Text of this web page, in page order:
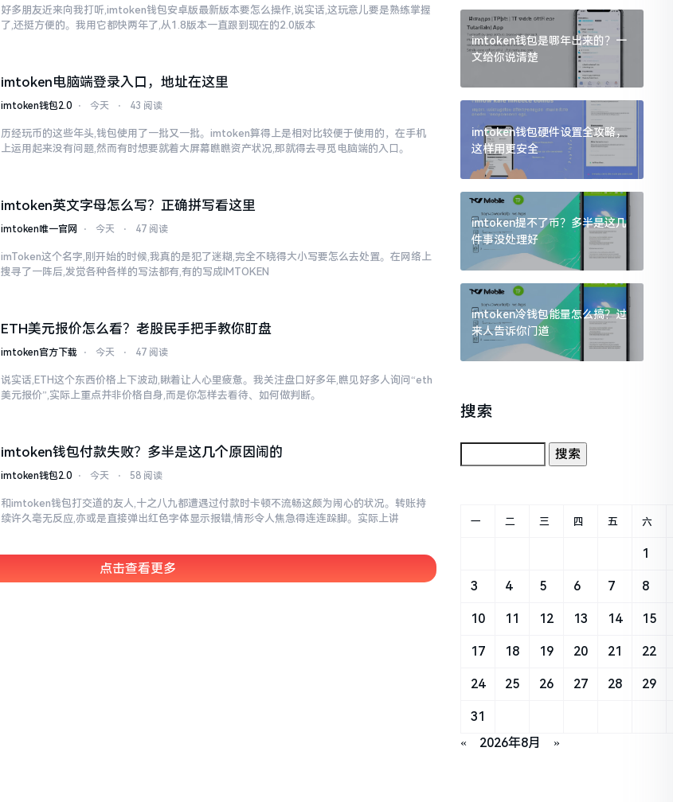
好多朋友近来向我打听,imtoken钱包安卓版最新版本要怎么操作,说实话,这玩意儿要是熟练掌握
了,还挺方便的。我用它都快两年了,从1.8版本一直跟到现在的2.0版本
imtoken电脑端登录入口，地址在这里
imtoken钱包2.0 ⋅ 今天 ⋅ 43 阅读
历经玩币的这些年头,钱包使用了一批又一批。imtoken算得上是相对比较便于使用的，在手机
上运用起来没有问题,然而有时想要就着大屏幕瞧瞧资产状况,那就得去寻觅电脑端的入口。
imtoken英文字母怎么写？正确拼写看这里
imtoken唯一官网 ⋅ 今天 ⋅ 47 阅读
imToken这个名字,刚开始的时候,我真的是犯了迷糊,完全不晓得大小写要怎么去处置。在网络上
搜寻了一阵后,发觉各种各样的写法都有,有的写成IMTOKEN
ETH美元报价怎么看？老股民手把手教你盯盘
imtoken官方下载 ⋅ 今天 ⋅ 47 阅读
说实话,ETH这个东西价格上下波动,瞅着让人心里疲惫。我关注盘口好多年,瞧见好多人询问“eth
美元报价”,实际上重点并非价格自身,而是你怎样去看待、如何做判断。
imtoken钱包付款失败？多半是这几个原因闹的
imtoken钱包2.0 ⋅ 今天 ⋅ 58 阅读
和imtoken钱包打交道的友人,十之八九都遭遇过付款时卡顿不流畅这颇为闹心的状况。转账持
续许久毫无反应,亦或是直接弹出红色字体显示报错,情形令人焦急得连连跺脚。实际上讲
点击查看更多
imtoken钱包是哪年出来的？一
文给你说清楚
imtoken钱包硬件设置全攻略，
这样用更安全
imtoken提不了币？多半是这几
件事没处理好
imtoken冷钱包能量怎么搞？过
来人告诉你门道
搜索
« 2026年8月 »
一 二 三 四 五 六
1
3 4 5 6 7 8
10 11 12 13 14 15
17 18 19 20 21 22
24 25 26 27 28 29
31